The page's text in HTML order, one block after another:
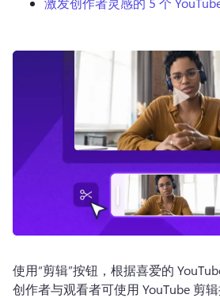
使用“剪辑”按钮，根据喜爱的
创作者与观看者可使用 YouTube 剪